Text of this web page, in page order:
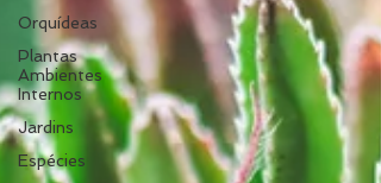
Orquídeas
Plantas
Ambientes
Internos
Jardins
Espécies